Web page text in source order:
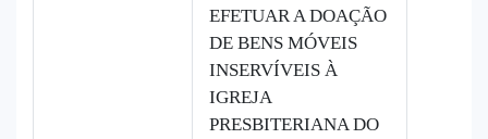
EFETUAR A DOAÇÃO
DE BENS MÓVEIS
INSERVÍVEIS À
IGREJA
PRESBITERIANA DO